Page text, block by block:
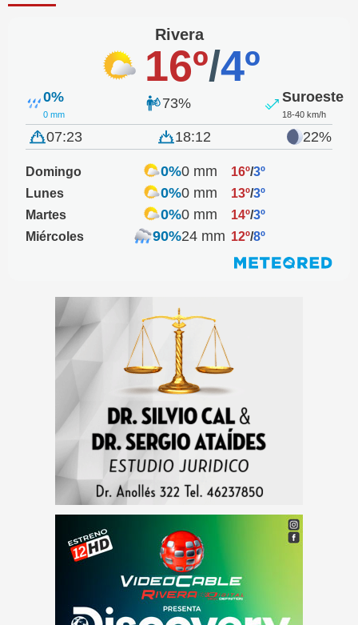
Rivera
16º/4º
0%
0 mm
73% Suroeste
18-40 km/h
07:23 18:12 22%
Domingo 0%0 mm 16º/3º
Lunes
0%0 mm 13º/3º
Martes
0%0 mm 14º/3º
Miércoles
90%24 mm 12º/8º